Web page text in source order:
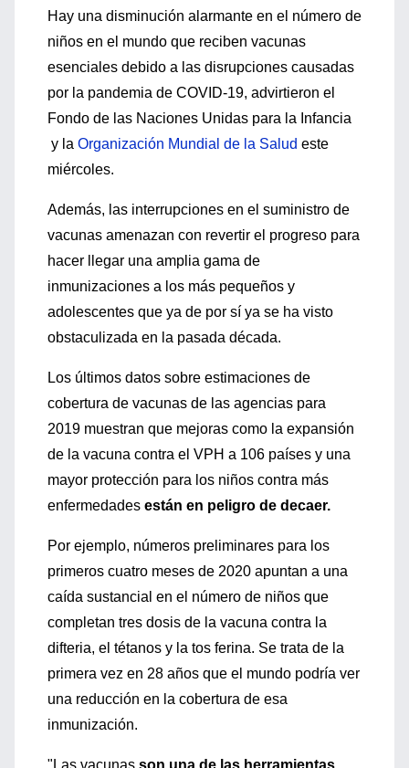
Hay una disminución alarmante en el número de
niños en el mundo que reciben vacunas
esenciales debido a las disrupciones causadas
por la pandemia de COVID-19, advirtieron el
Fondo de las Naciones Unidas para la Infancia
y la Organización Mundial de la Salud este
miércoles.
Además, las interrupciones en el suministro de
vacunas amenazan con revertir el progreso para
hacer llegar una amplia gama de
inmunizaciones a los más pequeños y
adolescentes que ya de por sí ya se ha visto
obstaculizada en la pasada década.
Los últimos datos sobre estimaciones de
cobertura de vacunas de las agencias para
2019 muestran que mejoras como la expansión
de la vacuna contra el VPH a 106 países y una
mayor protección para los niños contra más
enfermedades están en peligro de decaer.
Por ejemplo, números preliminares para los
primeros cuatro meses de 2020 apuntan a una
caída sustancial en el número de niños que
completan tres dosis de la vacuna contra la
difteria, el tétanos y la tos ferina. Se trata de la
primera vez en 28 años que el mundo podría ver
una reducción en la cobertura de esa
inmunización.
"Las vacunas son una de las herramientas